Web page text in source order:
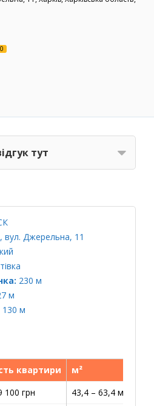
тут
вул. Джерельна, 11
230 м
м
130 м
квартири м²
100 грн 43,4 – 63,4 м2